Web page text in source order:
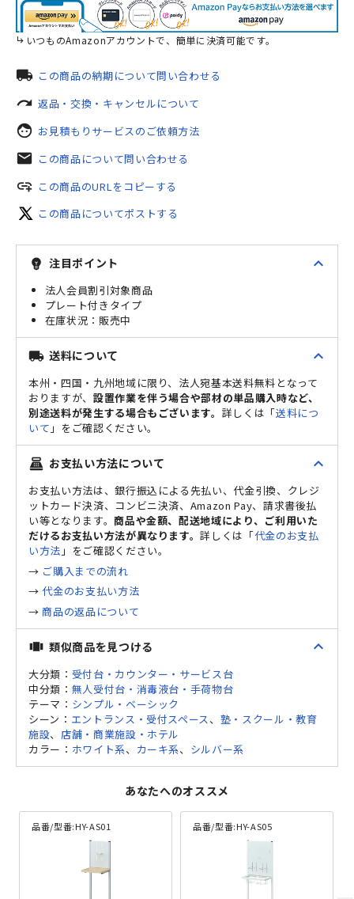
いつものAmazonアカウントで、簡単に決済可能です。
local_shipping この商品の納期について問い合わせる
redo 返品・交換・キャンセルについて
face お見積もりサービスのご依頼方法
mail この商品について問い合わせる
add_link この商品のURLをコピーする
この商品についてポストする
emoji_objects 注目ポイント expand_less
法人会員割引対象商品
プレート付きタイプ
販売中
local_shipping 送料について expand_less
本州・四国・九州地域に限り、法人宛基本送料無料となって
おりますが、 設置作業を伴う場合や部材の単品購入時など、
別途送料が発生する場合もございます。 詳しくは「送料につ
いて 」をご確認ください。
point_of_sale お支払い方法について expand_less
お支払い方法は、銀行振込による先払い、代金引換、クレジ
ットカード決済、コンビニ決済、Amazon Pay、請求書後払
い等となります。商品や金額、配送地域により、ご利用いた
だけるお支払い方法が異なります。詳しくは「代金のお支払
い方法 」をご確認ください。
→ ご購入までの流れ
→代金のお支払い方法
→ 商品の返品について
view_carousel 類似商品を見つける expand_less
大分類： 受付台・カウンター・サービス台
中分類： 無人受付台・消毒液台・手荷物台
テーマ： シンプル・ベーシック
シーン： エントランス・受付スペース 、 塾・スクール・教育
施設、 店舗・商業施設・ホテル
カラー： ホワイト系、 カーキ系、 シルバー系
あなたへのオススメ
品番/型番:HY-AS01 品番/型番:HY-AS05